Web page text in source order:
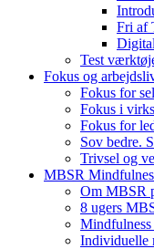
Fri af
Test
Fokus og
Fokus for
Fokus i
Fokus for
Sov bedre.
Trivsel og
MBSR
Om MBSR
8 ugers
Mindfulness
Individuelle